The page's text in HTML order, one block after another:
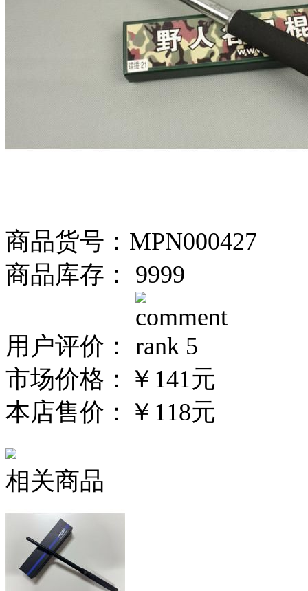
商品货号：MPN000427
商品库存： 9999
用户评价：
市场价格： ￥141元
本店售价： ￥118元
相关商品